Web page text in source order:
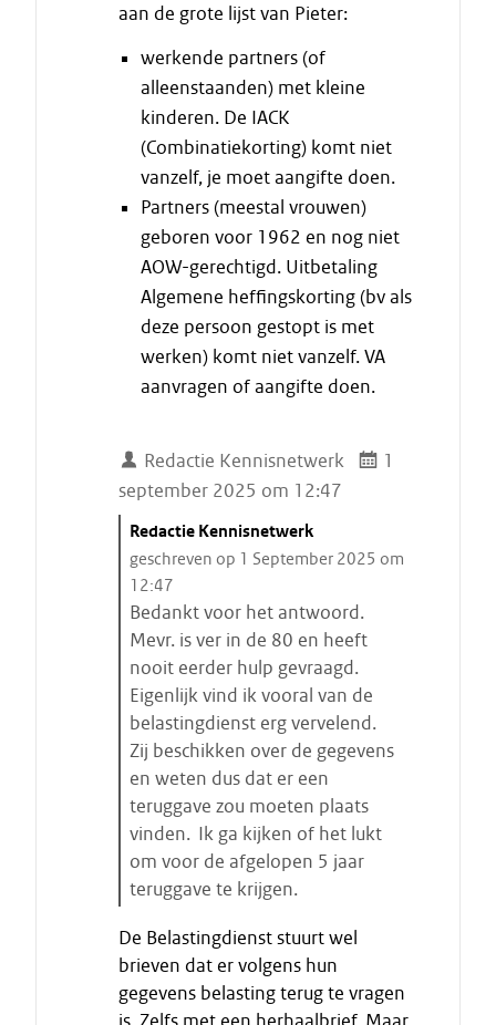
aan de grote lijst van Pieter:
werkende partners (of
alleenstaanden) met kleine
kinderen. De IACK
(Combinatiekorting) komt niet
vanzelf, je moet aangifte doen.
Partners (meestal vrouwen)
geboren voor 1962 en nog niet
AOW-gerechtigd. Uitbetaling
Algemene heffingskorting (bv als
deze persoon gestopt is met
werken) komt niet vanzelf. VA
aanvragen of aangifte doen.
Redactie Kennisnetwerk
1
september 2025 om 12:47
C
i
t
a
a
t
s
t
a
t
Redactie Kennisnetwerk
geschreven op 1 September 2025 om
12:47
Bedankt voor het antwoord.
Mevr. is ver in de 80 en heeft
nooit eerder hulp gevraagd.
Eigenlijk vind ik vooral van de
belastingdienst erg vervelend.
Zij beschikken over de gegevens
en weten dus dat er een
teruggave zou moeten plaats
vinden. Ik ga kijken of het lukt
om voor de afgelopen 5 jaar
teruggave te krijgen.
i
n
d
De Belastingdienst stuurt wel
brieven dat er volgens hun
gegevens belasting terug te vragen